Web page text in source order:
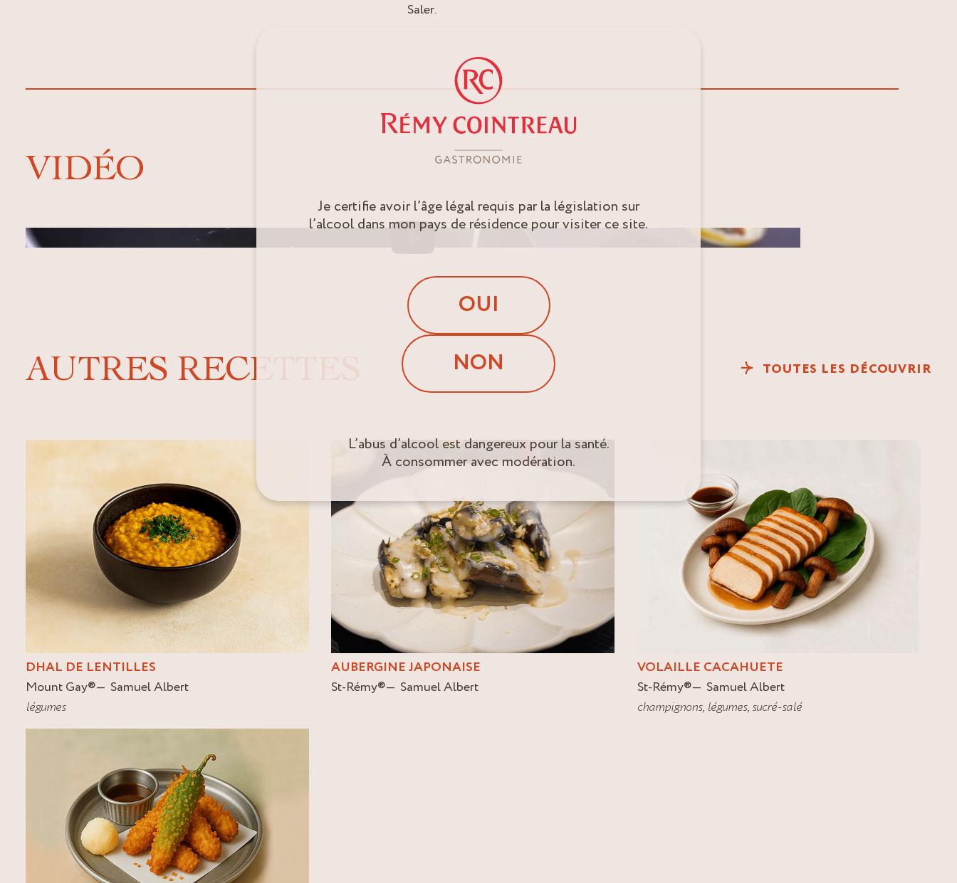
Saler.
VIDÉO
Image de couverture de la vidéo
AUTRES RECETTES TOUTES LES DÉCOUVRIR
DHAL DE LENTILLES
Mount Gay®
Samuel Albert
légumes
AUBERGINE JAPONAISE
St-Rémy® Samuel Albert
VOLAILLE CACAHUETE
St-Rémy®
Samuel Albert
champignons, légumes, sucré-salé
Je certifie avoir l’âge légal requis par la législation sur
l’alcool dans mon pays de résidence pour visiter ce site.
OUI
NON
L’abus d’alcool est dangereux pour la santé.
À consommer avec modération.